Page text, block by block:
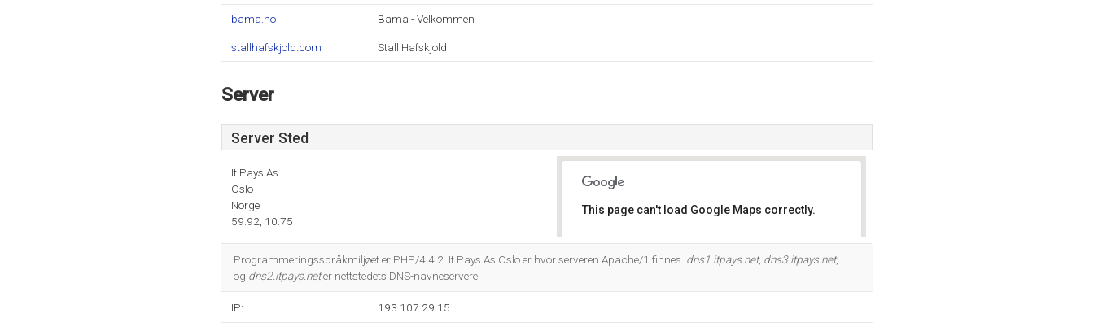
bama.no Bama - Velkommen
stallhafskjold.com Stall Hafskjold
Server
Server Sted
It Pays As
Oslo
Norge
59.92, 10.75
This page can't load Google Maps correctly.
Programmeringsspråkmiljøet er PHP/4.4.2. It Pays As Oslo er hvor serveren Apache/1 finnes. dns1.itpays.net, dns3.itpays.net,
og dns2.itpays.neter nettstedets DNS-navneservere.
IP: 193.107.29.15